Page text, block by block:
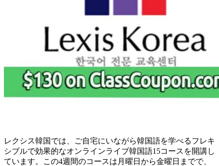
レクシス韓国では、ご自宅にいながら韓国語を学べるフレキ
シブルで効果的なオンラインライブ韓国語15コースを開講し
ています。この4週間のコースは月曜日から金曜日までで、